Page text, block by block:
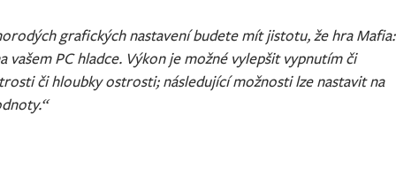
grafických nastavení budete mít jistotu, že hra Mafia:
vašem PC hladce. Výkon je možné vylepšit vypnutím či
či hloubky ostrosti; následující možnosti lze nastavit na